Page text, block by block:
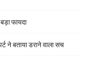
फायदा
ने बताया डराने वाला सच